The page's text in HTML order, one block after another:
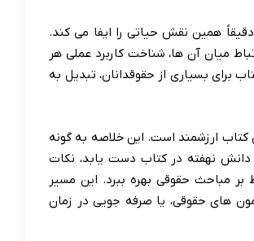
همین نقش حیاتی را ایفا می کند.
میان آن ها، شناخت کاربرد عملی هر
برای بسیاری از حقوقدانان، تبدیل به
ارزشمند است. این خلاصه به گونه
دانش نهفته در کتاب دست یابد، نکات
مباحث حقوقی بهره ببرد. این مسیر
های حقوقی، یا صرفه جویی در زمان